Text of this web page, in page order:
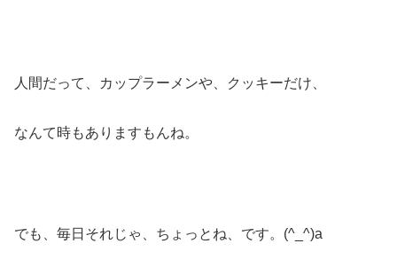
人間だって、カップラーメンや、クッキーだけ、
なんて時もありますもんね。
でも、毎日それじゃ、ちょっとね、です。(^_^)a